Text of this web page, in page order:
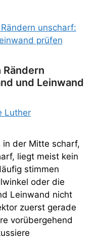
und Leinwand
Luther
in der Mitte scharf,
liegt meist kein
stimmen
oder die
Leinwand nicht
zuerst gerade
vorübergehend